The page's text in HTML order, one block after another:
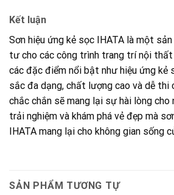
Kết luận
Sơn hiệu ứng kẻ sọc IHATA là một
tư cho các công trình trang trí nội
các đặc điểm nổi bật như hiệu ứng kẻ
sắc đa dạng, chất lượng cao và dễ thi
chắc chắn sẽ mang lại sự hài lòng
trải nghiệm và khám phá vẻ đẹp mà
IHATA mang lại cho không gian sống
SẢN PHẨM TƯƠNG TỰ